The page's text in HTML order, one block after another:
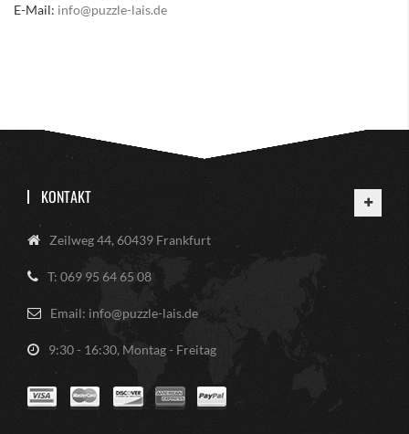
E-Mail: info@puzzle-lais.de
KONTAKT
Zeilweg 44, 60439 Frankfurt
T: 069 95 64 65 08
Email: info@puzzle-lais.de
9:30 - 16:30, Montag - Freitag